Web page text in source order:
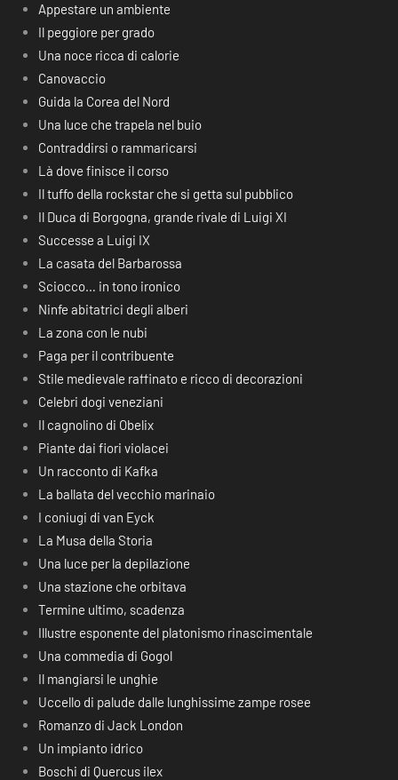
Appestare un ambiente
Il peggiore per grado
Una noce ricca di calorie
Canovaccio
Guida la Corea del Nord
Una luce che trapela nel buio
Contraddirsi o rammaricarsi
Là dove finisce il corso
Il tuffo della rockstar che si getta sul pubblico
Il Duca di Borgogna, grande rivale di Luigi XI
Successe a Luigi IX
La casata del Barbarossa
Sciocco… in tono ironico
Ninfe abitatrici degli alberi
La zona con le nubi
Paga per il contribuente
Stile medievale raffinato e ricco di decorazioni
Celebri dogi veneziani
Il cagnolino di Obelix
Piante dai fiori violacei
Un racconto di Kafka
La ballata del vecchio marinaio
I coniugi di van Eyck
La Musa della Storia
Una luce per la depilazione
Una stazione che orbitava
Termine ultimo, scadenza
Illustre esponente del platonismo rinascimentale
Una commedia di Gogol
Il mangiarsi le unghie
Uccello di palude dalle lunghissime zampe rosee
Romanzo di Jack London
Un impianto idrico
Boschi di Quercus ilex